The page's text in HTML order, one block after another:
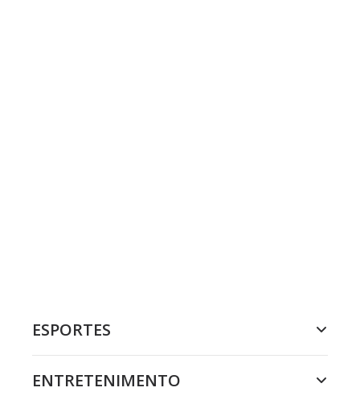
ESPORTES
ENTRETENIMENTO